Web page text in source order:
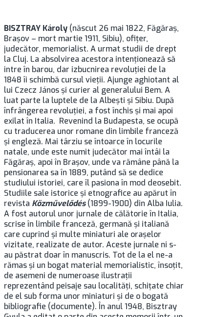
BISZTRAY Károly (născut 26 mai 1822, Făgăraş,
Brașov – mort martie 1911, Sibiu), ofiţer,
judecător, memorialist. A urmat studii de drept
la Cluj. La absolvirea acestora intenţionează să
intre în barou, dar izbucnirea revoluţiei de la
1848 îi schimbă cursul vieţii. Ajunge aghiotant al
lui Czecz János şi curier al generalului Bem. A
luat parte la luptele de la Albeşti şi Sibiu. După
înfrângerea revoluţiei, a fost închis şi mai apoi
exilat în Italia. Revenind la Budapesta, se ocupă
cu traducerea unor romane din limbile franceză
şi engleză. Mai târziu se întoarce în locurile
natale, unde este numit judecător mai întâi la
Făgăraş, apoi în Brașov, unde va rămâne până la
pensionarea sa în 1889, putând să se dedice
studiului istoriei, care îl pasiona în mod deosebit.
Studiile sale istorice şi etnografice au apărut în
revista Közművelődés(1899-1900) din Alba Iulia.
A fost autorul unor jurnale de călătorie în Italia,
scrise în limbile franceză, germană şi italiană
care cuprind şi multe miniaturi ale oraşelor
vizitate, realizate de autor. Aceste jurnale ni s-
au păstrat doar în manuscris. Tot de la el ne-a
rămas şi un bogat material memorialistic, însoţit,
de asemeni de numeroase ilustraţii
reprezentând peisaje sau localităţi, schiţate chiar
de el sub forma unor miniaturi şi de o bogată
bibliografie (documente). În anul 1948, Bisztray